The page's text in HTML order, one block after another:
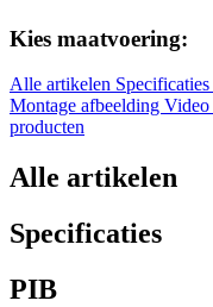
Kies maatvoering:
Alle artikelen Specificaties
Montage afbeelding Video
producten
Alle artikelen
Specificaties
PIB